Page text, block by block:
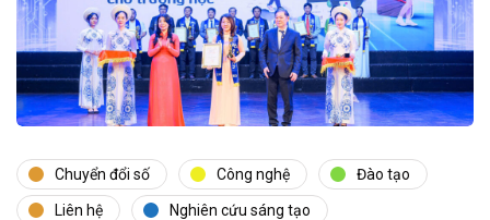
Chuyển đổi số Công nghệ Đào tạo
Liên hệ Nghiên cứu sáng tạo